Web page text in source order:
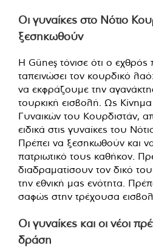
Οι γυναίκες στο Νότιο
ξεσηκωθούν
Η Güneş τόνισε ότι ο
ταπεινώσει τον κουρδικό
να εκφράζουμε την
τουρκική εισβολή. Ως
Γυναικών του Κουρδιστάν,
ειδικά στις γυναίκες του
Πρέπει να ξεσηκωθούν και
πατριωτικό τους καθήκον.
διαδραματίσουν τον δικό
την εθνική μας ενότητα.
σαφώς στην τρέχουσα
Οι γυναίκες και οι νέοι
δράση